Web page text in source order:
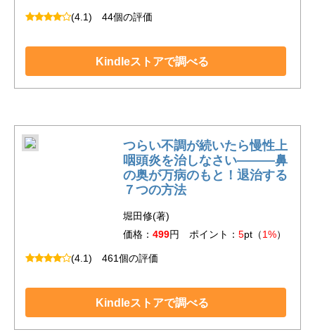
(4.1) 44個の評価
Kindleストアで調べる
つらい不調が続いたら慢性上
咽頭炎を治しなさい―――鼻
の奥が万病のもと！退治する
７つの方法
堀田修(著)
価格： 499円 ポイント： 5pt（1%）
(4.1) 461個の評価
Kindleストアで調べる